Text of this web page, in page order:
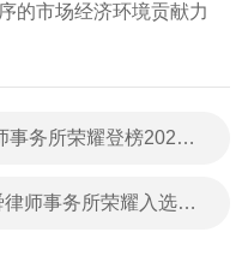
的市场经济环境贡献力
上一篇：英舜动态 || 英舜律师事务所荣耀登榜2024年度Benchmark Litigation商业纠纷领域值得关注律师事务所
上一篇：英舜动态 ||北京英舜律师事务所荣耀入选鞍钢集团优质供应商